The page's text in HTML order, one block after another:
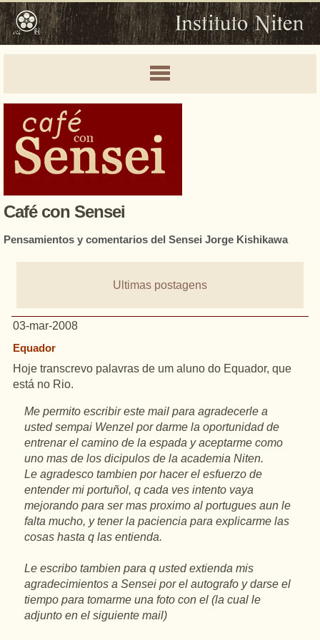
Café con Sensei
Pensamientos y comentarios del Sensei Jorge Kishikawa
Ultimas postagens
03-mar-2008
Equador
Hoje transcrevo palavras de um aluno do Equador, que
está no Rio.
Me permito escribir este mail para agradecerle a
usted sempai Wenzel por darme la oportunidad de
entrenar el camino de la espada y aceptarme como
uno mas de los dicipulos de la academia Niten.
Le agradesco tambien por hacer el esfuerzo de
entender mi portuñol, q cada ves intento vaya
mejorando para ser mas proximo al portugues aun le
falta mucho, y tener la paciencia para explicarme las
cosas hasta q las entienda.
Le escribo tambien para q usted extienda mis
agradecimientos a Sensei por el autografo y darse el
tiempo para tomarme una foto con el (la cual le
adjunto en el siguiente mail)